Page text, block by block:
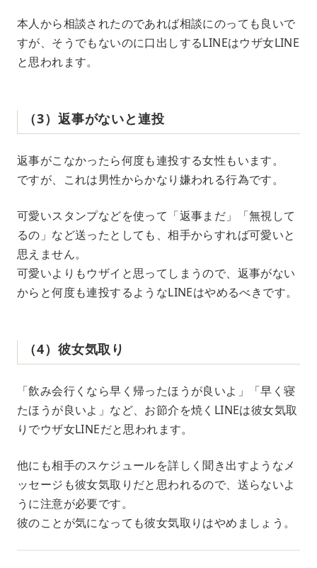
本人から相談されたのであれば相談にのっても良いで
すが、そうでもないのに口出しするLINEはウザ女LINE
と思われます。
（3）返事がないと連投
返事がこなかったら何度も連投する女性もいます。
ですが、これは男性からかなり嫌われる行為です。
可愛いスタンプなどを使って「返事まだ」「無視して
るの」など送ったとしても、相手からすれば可愛いと
思えません。
可愛いよりもウザイと思ってしまうので、返事がない
からと何度も連投するようなLINEはやめるべきです。
（4）彼女気取り
「飲み会行くなら早く帰ったほうが良いよ」「早く寝
たほうが良いよ」など、お節介を焼くLINEは彼女気取
りでウザ女LINEだと思われます。
他にも相手のスケジュールを詳しく聞き出すようなメ
ッセージも彼女気取りだと思われるので、送らないよ
うに注意が必要です。
彼のことが気になっても彼女気取りはやめましょう。